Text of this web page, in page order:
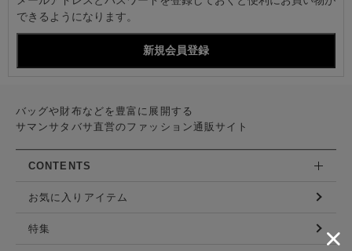
できるようになります。
バッグや財布などを豊富に展開する
サマンサタバサ直営のファッション通販サイト
CONTENTS
お気に入りアイテム
特集